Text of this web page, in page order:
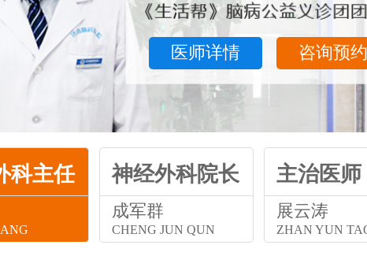
医师详情 咨询预约
科主任 神经外科院长
成军群
CHENG JUN QUN
主治医师
展云涛
ZHAN YUN